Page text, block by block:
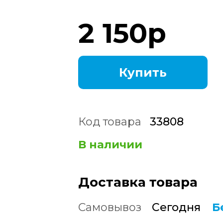
2 150р
Купить
Код товара
33808
В наличии
Доставка товара
Самовывоз Сегодня